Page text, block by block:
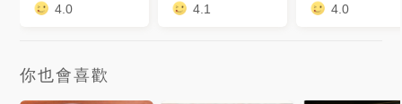
4.0 4.1 4.0
你也會喜歡